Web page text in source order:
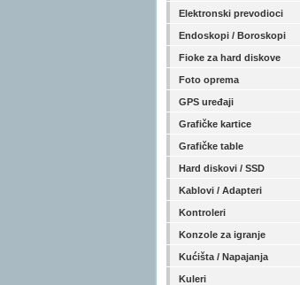
Elektronski prevodioci
Endoskopi / Boroskopi
Fioke za hard diskove
Foto oprema
GPS uređaji
Grafičke kartice
Grafičke table
Hard diskovi / SSD
Kablovi / Adapteri
Kontroleri
Konzole za igranje
Kućišta / Napajanja
Kuleri